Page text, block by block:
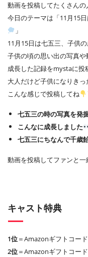
動画を投稿してたくさんの
今日のテーマは「11月15
」
11月15日は七五三、子供
子供の頃の思い出の写真や
成長した記録をmystaに投
大人だけど子供になりきっ
こんな感じで投稿してね
七五三の時の写真を発
こんなに成長しました
七五三にちなんで千歳
動画を投稿してファンと
キャスト特典
1位＝Amazonギフトコー
2位＝Amazonギフトコー